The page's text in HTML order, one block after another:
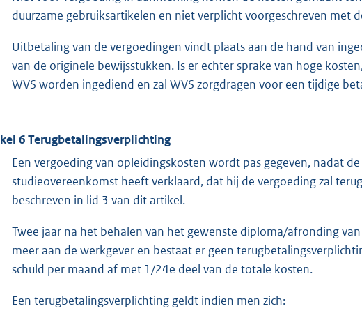
duurzame gebruiksartikelen en niet verplicht voorgeschreven met
Uitbetaling van de vergoedingen vindt plaats aan de hand van
van de originele bewijsstukken. Is er echter sprake van hoge
WVS worden ingediend en zal WVS zorgdragen voor een tijdige
6 Terugbetalingsverplichting
Een vergoeding van opleidingskosten wordt pas gegeven, nadat
studieovereenkomst heeft verklaard, dat hij de vergoeding zal
beschreven in lid 3 van dit artikel.
Twee jaar na het behalen van het gewenste diploma/afronding
meer aan de werkgever en bestaat er geen
schuld per maand af met 1/24e deel van de totale kosten.
Een terugbetalingsverplichting geldt indien men zich: